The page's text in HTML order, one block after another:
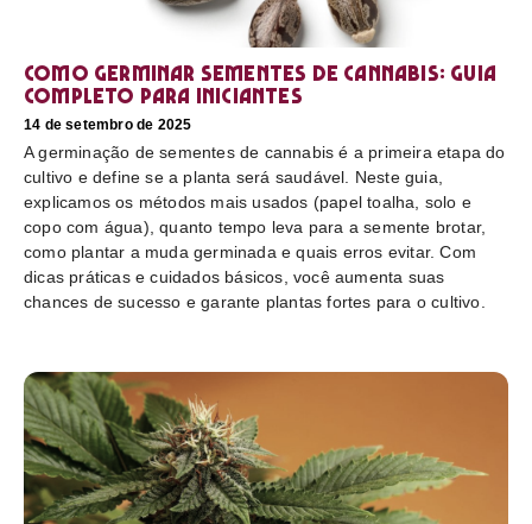
Como germinar sementes de cannabis: guia
completo para iniciantes
14 de setembro de 2025
A germinação de sementes de cannabis é a primeira etapa do
cultivo e define se a planta será saudável. Neste guia,
explicamos os métodos mais usados (papel toalha, solo e
copo com água), quanto tempo leva para a semente brotar,
como plantar a muda germinada e quais erros evitar. Com
dicas práticas e cuidados básicos, você aumenta suas
chances de sucesso e garante plantas fortes para o cultivo.